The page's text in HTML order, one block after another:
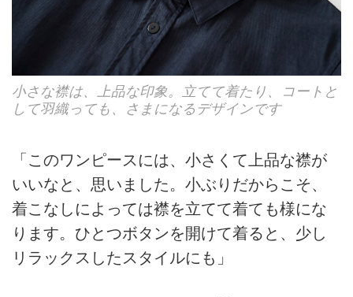
小さな襟は、上品な印象。立てて着たり、コートと
して羽織っても、さまになるデザインです
「このワンピースには、小さくて上品な襟が
いいなと、思いました。小ぶりだからこそ、
着こなしによっては襟を立てて着ても様にな
ります。ひとつボタンを開けて着ると、少し
リラックスしたスタイルにも」